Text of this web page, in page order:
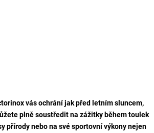
vás ochrání jak před letním sluncem,
plně soustředit na zážitky během toulek
přírody nebo na své sportovní výkony nejen